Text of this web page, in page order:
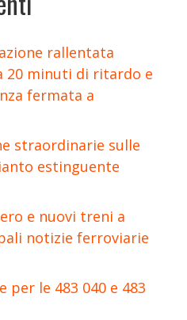
rallentata
20 minuti di ritardo e
fermata a
straordinarie sulle
estinguente
e nuovi treni a
notizie ferroviarie
per le 483 040 e 483